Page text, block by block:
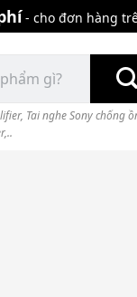
- cho đơn hàng
, Tai nghe Sony chống